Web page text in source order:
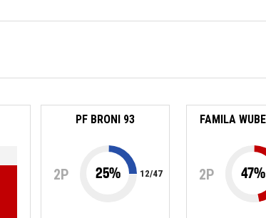
PF BRONI 93
2P 25% 12/47 2P 47%